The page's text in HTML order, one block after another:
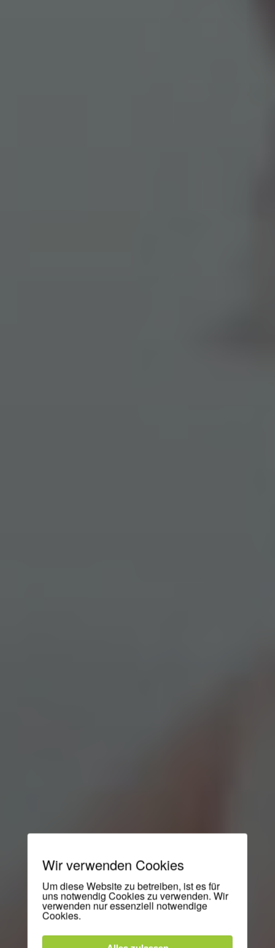
Wir verwenden Cookies
Um diese Website zu betreiben, ist es für
uns notwendig Cookies zu verwenden. Wir
verwenden nur essenziell notwendige
Cookies.